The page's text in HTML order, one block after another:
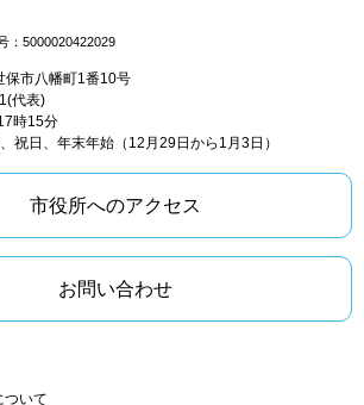
：5000020422029
保市八幡町1番10号
代表)
時15分
祝日、年末年始（12月29日から1月3日）
市役所へのアクセス
お問い合わせ
ついて